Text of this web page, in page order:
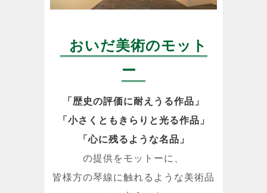
おいだ美術のモット
ー
「歴史の評価に耐えうる作品」
「小さくともきらりと光る作品」
「心に残るような名品」
の提供をモットーに、
皆様方の琴線に触れるような美術品